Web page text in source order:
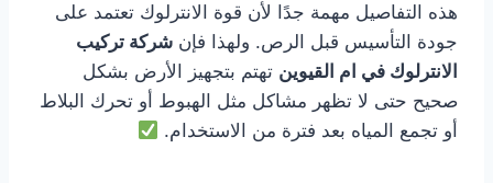
هذه التفاصيل مهمة جدًا لأن قوة الانترلوك تعتمد على
جودة التأسيس قبل الرص. ولهذا فإن شركة تركيب
الانترلوك في ام القيوين تهتم بتجهيز الأرض بشكل
صحيح حتى لا تظهر مشاكل مثل الهبوط أو تحرك البلاط
أو تجمع المياه بعد فترة من الاستخدام.